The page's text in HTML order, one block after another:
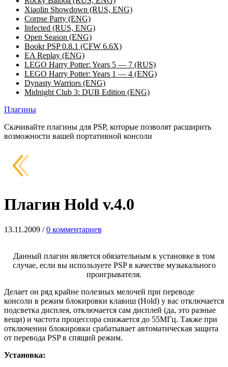
Xiaolin Showdown (RUS, ENG)
Corpse Party (ENG)
Infected (RUS, ENG)
Open Season (ENG)
Bookr PSP 0.8.1 (CFW 6.6X)
EA Replay (ENG)
LEGO Harry Potter: Years 5 — 7 (RUS)
LEGO Harry Potter: Years 1 — 4 (ENG)
Dynasty Warriors (ENG)
Midnight Club 3: DUB Edition (ENG)
Плагины
Скачивайте плагины для PSP, которые позволят расширить
возможности вашей портативной консоли
Плагин Hold v.4.0
13.11.2009 /0 комментариев
Данный плагин является обязательным к установке в том
случае, если вы используете PSP в качестве музыкального
проигрывателя.
Делает он ряд крайне полезных мелочей при переводе
консоли в режим блокировки клавиш (Hold) у вас отключается
подсветка дисплея, отключается сам дисплей (да, это разные
вещи) и частота процессора снижается до 55МГц. Также при
отключении блокировки срабатывает автоматическая защита
от перевода PSP в спящий режим.
Установка: